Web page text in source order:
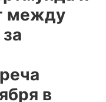
между
в